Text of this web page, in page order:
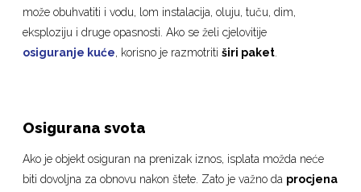
može obuhvatiti i vodu, lom instalacija, oluju, tuču, dim,
eksploziju i druge opasnosti. Ako se želi cjelovitije
osiguranje kuće, korisno je razmotritiširi paket.
Osigurana svota
Ako je objekt osiguran na prenizak iznos, isplata možda neće
biti dovoljna za obnovu nakon štete. Zato je važno da procjena